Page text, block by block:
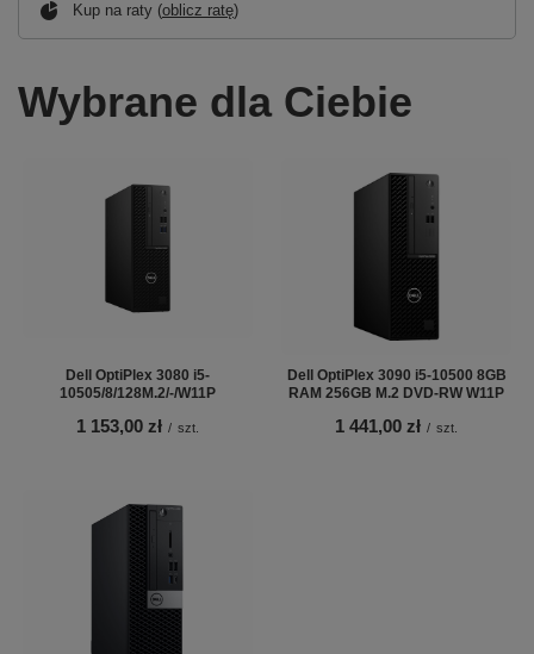
Kup na raty (oblicz ratę)
Wybrane dla Ciebie
Dell OptiPlex 3080 i5-
10505/8/128M.2/-/W11P
1 153,00 zł / szt.
Dell OptiPlex 3090 i5-10500 8GB
RAM 256GB M.2 DVD-RW W11P
1 441,00 zł / szt.